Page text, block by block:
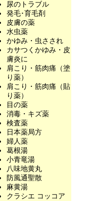
尿のトラブル
発毛･育毛剤
皮膚の薬
水虫薬
かゆみ・虫さされ
カサつくかゆみ・皮
膚炎に
肩こり・筋肉痛（塗
り薬）
肩こり・筋肉痛（貼
り薬）
目の薬
消毒・キズ薬
検査薬
日本薬局方
婦人薬
葛根湯
小青竜湯
八味地黄丸
防風通聖散
麻黄湯
クラシエ コッコア